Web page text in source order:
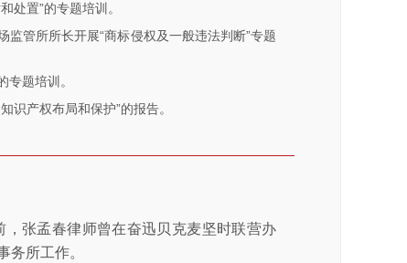
处置”的专题培训。
管所所长开展“商标侵权及一般违法判断”专题
题培训。
识产权布局和保护”的报告。
张孟春律师曾在奋迅贝克麦坚时联营办
务所工作。